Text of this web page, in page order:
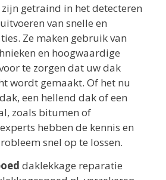
getraind in het detecteren
van snelle en
Ze maken gebruik van
en hoogwaardige
te zorgen dat uw dak
wordt gemaakt. Of het nu
een hellend dak of een
zoals bitumen of
hebben de kennis en
snel op te lossen.
daklekkage reparatie